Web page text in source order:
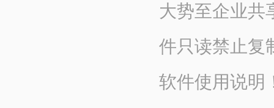
大势至企业共
件只读禁止复
软件使用说明